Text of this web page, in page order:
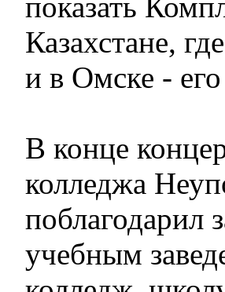
Казахстане,
и в Омске -
В конце
колледжа
поблагодарил
учебным